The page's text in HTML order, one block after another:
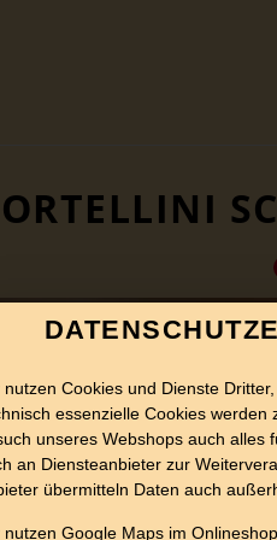
nutzen Cookies und Dienste
essenzielle Cookies
unseres Webshops auch alles
an Diensteanbieter zur
übermitteln Daten auch
nutzen Google Maps im Onlineshop.